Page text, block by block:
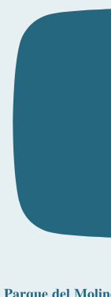
𝐏𝐚𝐫𝐪𝐮𝐞 𝐝𝐞𝐥